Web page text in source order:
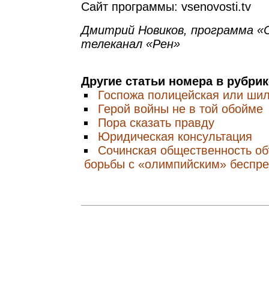
Сайт программы: vsenovosti.tv
Дмитрий Новиков, программа
телеканал «Рен»
Другие статьи номера в
Госпожа полицейская или
Герой войны не в той обойме
Пора сказать правду
Юридическая консультация
Сочинская общественность
борьбы с «олимпийским»